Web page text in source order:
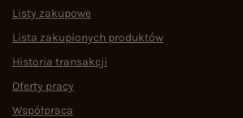
Listy zakupowe
Lista zakupionych produktów
Historia transakcji
Oferty pracy
Współpraca